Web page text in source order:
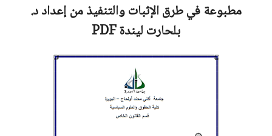
مطبوعة في طرق الإثبات والتنفيذ من إعدادد.
بلحارت ليندةPDF